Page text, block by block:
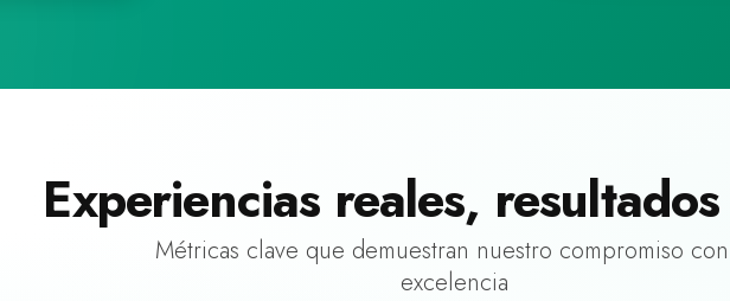
Experiencias reales,
Métricas clave que demuestran nuestro compromiso
excelencia